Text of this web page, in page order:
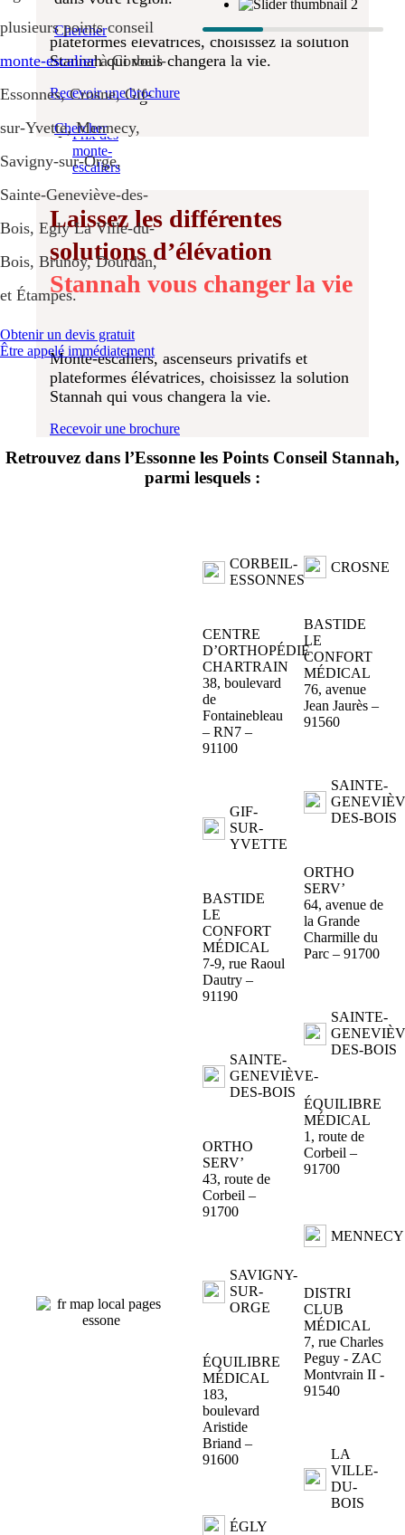
Monte-
escaliers
extérieurs
droits
Monte-
escaliers
extérieurs
Prix des
monte-
escaliers
Laissez les différentes
solutions d’élévation
Stannah vous changer la vie
Monte-escaliers, ascenseurs privatifs et
plateformes élévatrices, choisissez la solution
Stannah qui vous changera la vie.
Recevoir une brochure
dans votre région.
Chercher
Monte-escaliers, ascenseurs privatifs et
plateformes élévatrices, choisissez la solution
Stannah qui vous changera la vie.
Recevoir une brochure
Chercher
plusieurs points conseil
monte-escalierà Corbeil-
Essonnes, Crosne, Gif-
sur-Yvette, Mennecy,
Savigny-sur-Orge,
Sainte-Geneviève-des-
Bois, Egly La Ville-du-
Bois, Brunoy, Dourdan,
et Étampes.
Obtenir un devis gratuit
Être appelé immédiatement
Retrouvez dans l’Essonne les Points Conseil Stannah,
parmi lesquels :
CORBEIL-
ESSONNES
CENTRE
D’ORTHOPÉDIE
CHARTRAIN
38, boulevard
de
Fontainebleau
– RN7 –
91100
GIF-
SUR-
YVETTE
BASTIDE
LE
CONFORT
MÉDICAL
7-9, rue Raoul
Dautry –
91190
SAINTE-
GENEVIÈVE-
DES-BOIS
ORTHO
SERV’
43, route de
Corbeil –
91700
SAVIGNY-
SUR-
ORGE
ÉQUILIBRE
MÉDICAL
183,
boulevard
Aristide
Briand –
91600
ÉGLY
CROSNE
BASTIDE
LE
CONFORT
MÉDICAL
76, avenue
Jean Jaurès –
91560
SAINTE-
DES-BOIS
ORTHO
SERV’
64, avenue de
la Grande
Charmille du
Parc – 91700
SAINTE-
DES-BOIS
ÉQUILIBRE
MÉDICAL
1, route de
Corbeil –
91700
MENNECY
DISTRI
CLUB
MÉDICAL
7, rue Charles
Peguy - ZAC
Montvrain II -
91540
LA
VILLE-
DU-
BOIS